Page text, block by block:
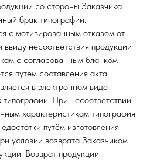
со стороны Заказчика
брак типографии.
с мотивированным отказом от
несоответствия продукции
с согласованным бланком
путём составления акта
в электронном виде
При несоответствии
характеристикам типография
путём изготовления
условии возврата Заказчиком
Возврат продукции